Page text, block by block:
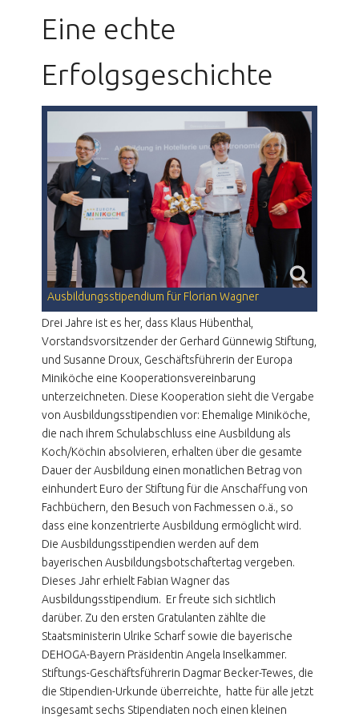
Eine echte
Erfolgsgeschichte
Ausbildungsstipendium für Florian Wagner
Drei Jahre ist es her, dass Klaus Hübenthal,
Vorstandsvorsitzender der Gerhard Günnewig Stiftung,
und Susanne Droux, Geschäftsführerin der Europa
Miniköche eine Kooperationsvereinbarung
unterzeichneten. Diese Kooperation sieht die Vergabe
von Ausbildungsstipendien vor: Ehemalige Miniköche,
die nach ihrem Schulabschluss eine Ausbildung als
Koch/Köchin absolvieren, erhalten über die gesamte
Dauer der Ausbildung einen monatlichen Betrag von
einhundert Euro der Stiftung für die Anschaffung von
Fachbüchern, den Besuch von Fachmessen o.ä., so
dass eine konzentrierte Ausbildung ermöglicht wird.
Die Ausbildungsstipendien werden auf dem
bayerischen Ausbildungsbotschaftertag vergeben.
Dieses Jahr erhielt Fabian Wagner das
Ausbildungsstipendium. Er freute sich sichtlich
darüber. Zu den ersten Gratulanten zählte die
Staatsministerin Ulrike Scharf sowie die bayerische
DEHOGA-Bayern Präsidentin Angela Inselkammer.
Stiftungs-Geschäftsführerin Dagmar Becker-Tewes, die
die Stipendien-Urkunde überreichte, hatte für alle jetzt
insgesamt sechs Stipendiaten noch einen kleinen